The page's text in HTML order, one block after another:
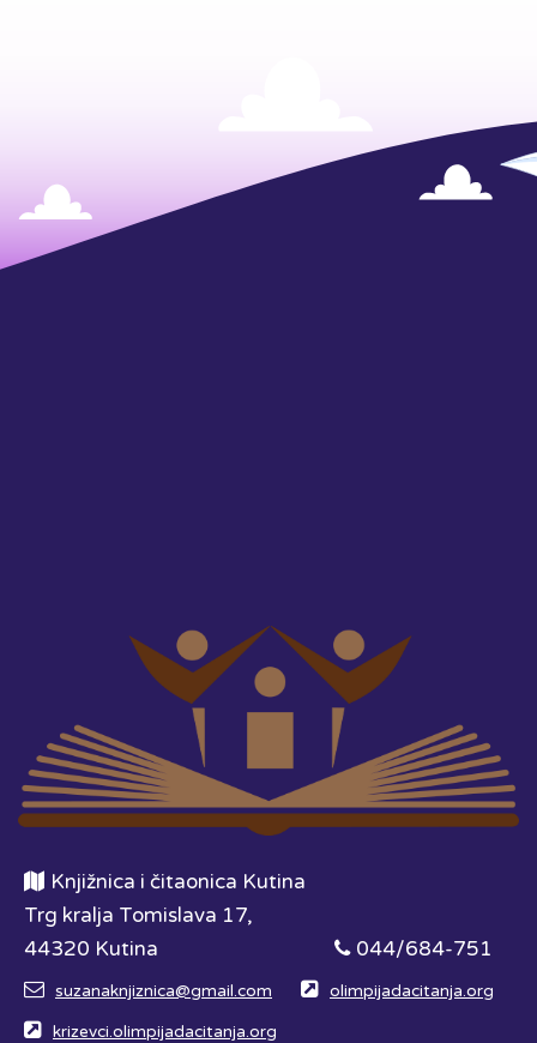
Knjižnica i čitaonica Kutina
Trg kralja Tomislava 17,
44320 Kutina
044/684-751
suzanaknjiznica@gmail.com olimpijadacitanja.org
krizevci.olimpijadacitanja.org